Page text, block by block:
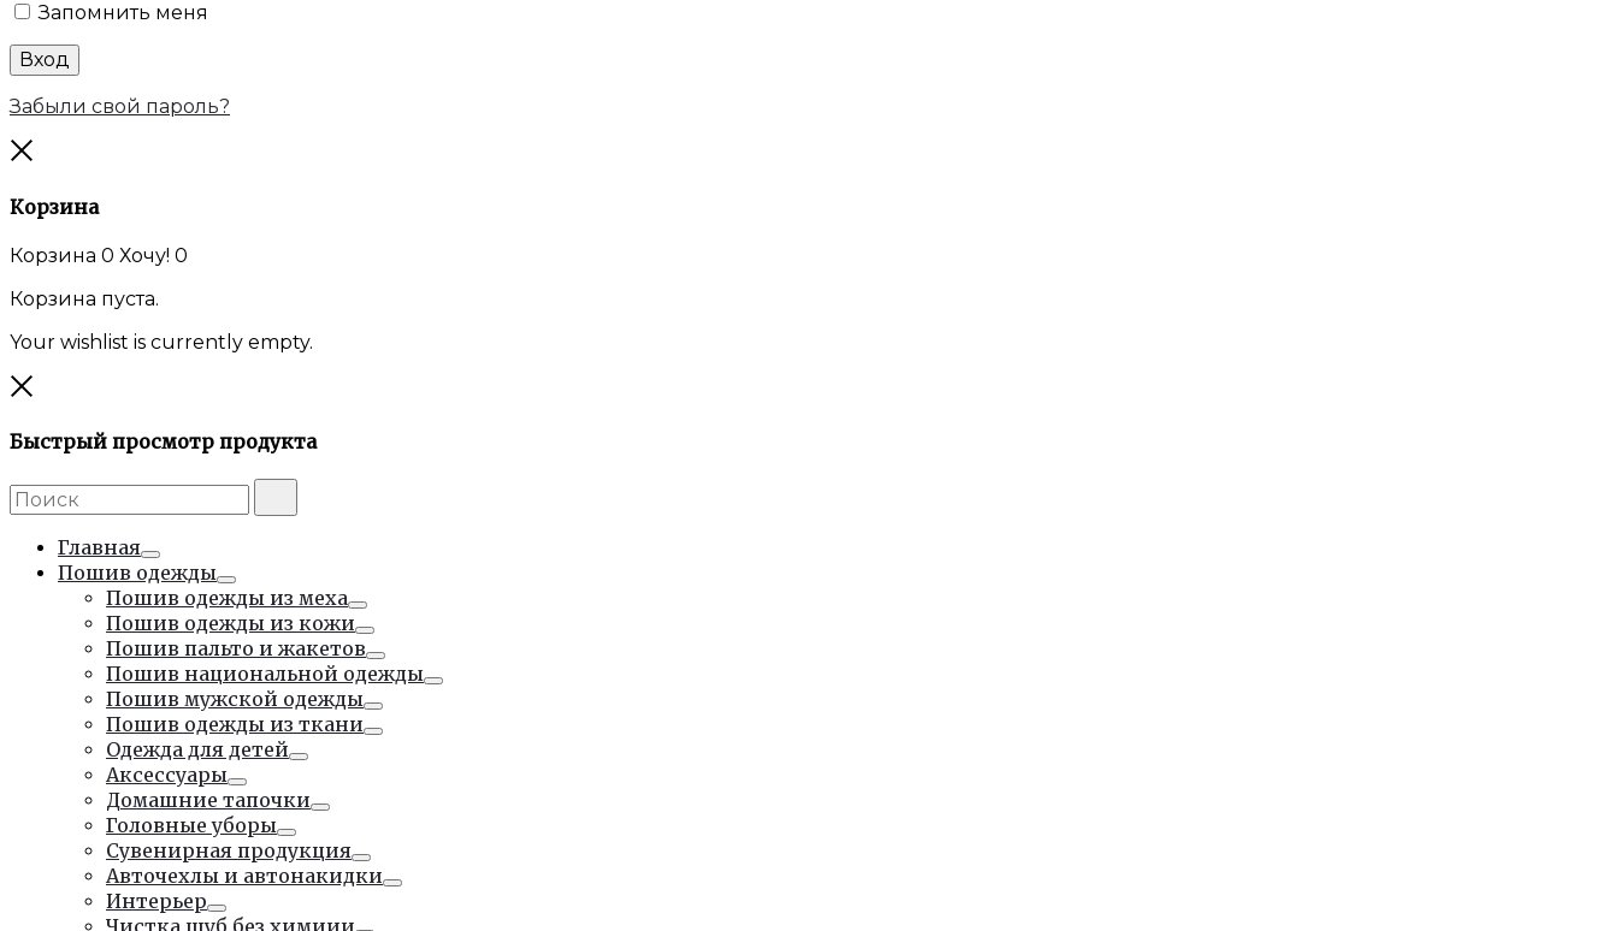
Запомнить меня
Вход
Забыли свой пароль?
Корзина
Корзина 0 Хочу! 0
Корзина пуста.
Your wishlist is currently empty.
Быстрый просмотр продукта
Поиск:
Главная
Тумблер
Пошив одежды
Тумблер
Пошив одежды из меха
Тумблер
Пошив одежды из кожи
Тумблер
Пошив пальто и жакетов
Тумблер
Пошив национальной одежды
Тумблер
Пошив мужской одежды
Тумблер
Пошив одежды из ткани
Тумблер
Одежда для детей
Тумблер
Аксессуары
Тумблер
Домашние тапочки
Тумблер
Головные уборы
Тумблер
Сувенирная продукция
Тумблер
Авточехлы и автонакидки
Тумблер
Интерьер
Тумблер